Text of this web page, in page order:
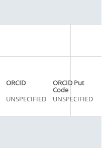
ORCID ORCID Put
Code
UNSPECIFIED UNSPECIFIED